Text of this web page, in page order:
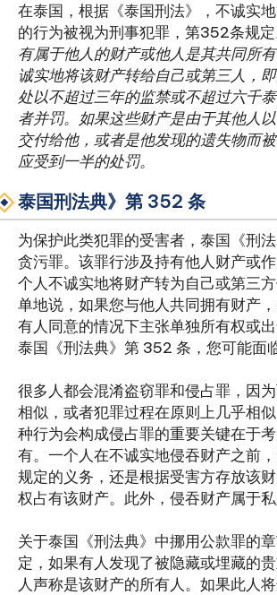
在泰国，根据《泰国刑法》，不诚实
的行为被视为刑事犯罪，第352条规定
有属于他人的财产或他人是其共同所
诚实地将该财产转给自己或第三人，
处以不超过三年的监禁或不超过六千
者并罚。如果这些财产是由于其他人
交付给他，或者是他发现的遗失物而
应受到一半的处罚。
泰国刑法典》第 352 条
为保护此类犯罪的受害者，泰国《刑
贪污罪。该罪行涉及持有他人财产或
个人不诚实地将财产转为自己或第三
单地说，如果您与他人共同拥有财产
有人同意的情况下主张单独所有权或
泰国《刑法典》第 352 条，您可能面
很多人都会混淆盗窃罪和侵占罪，因
相似，或者犯罪过程在原则上几乎相
种行为会构成侵占罪的重要关键在于
有。一个人在不诚实地侵吞财产之前
规定的义务，还是根据受害方存放该
权占有该财产。此外，侵吞财产属于私
关于泰国《刑法典》中挪用公款罪的
定，如果有人发现了被隐藏或埋藏的
人声称是该财产的所有人。如果此人